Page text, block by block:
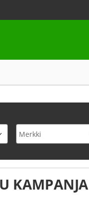
KAMPANJA